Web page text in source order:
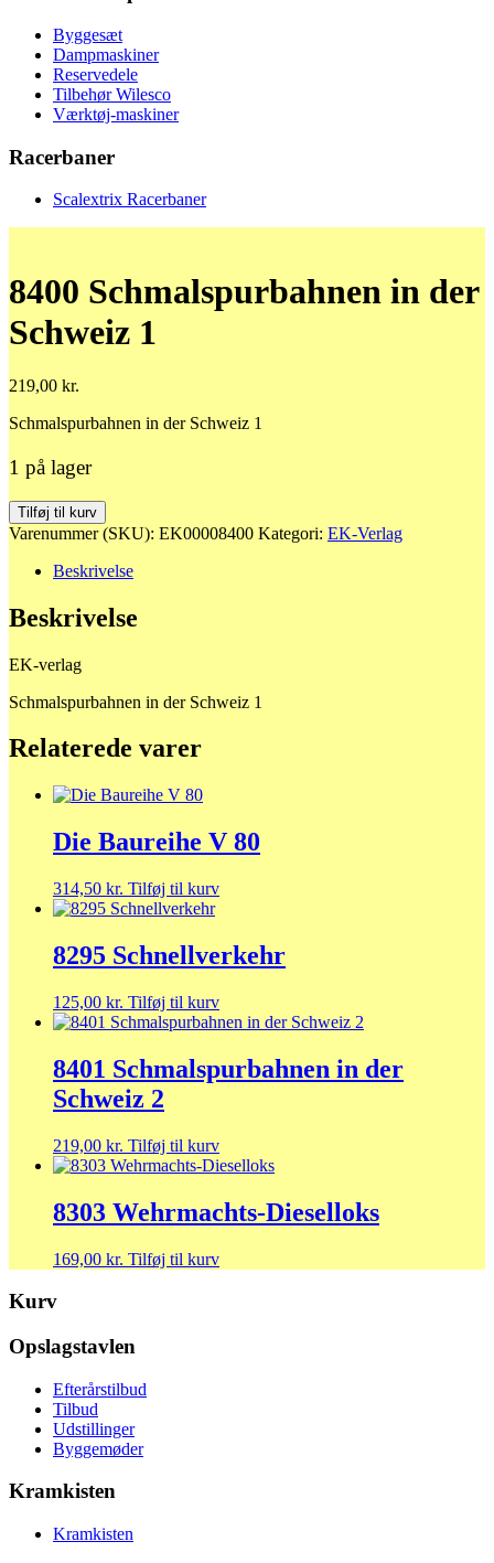
Byggesæt
Dampmaskiner
Reservedele
Tilbehør Wilesco
Værktøj-maskiner
Racerbaner
Scalextrix Racerbaner
8400 Schmalspurbahnen in der
Schweiz 1
219,00 kr.
Schmalspurbahnen in der Schweiz 1
1 på lager
8400
Schmalspurbahnen
1
antal
Tilføj til kurv
Varenummer (SKU): EK00008400 Kategori: EK-Verlag
Beskrivelse
Beskrivelse
EK-verlag
Schmalspurbahnen in der Schweiz 1
Relaterede varer
Die Baureihe V 80
314,50 kr. Tilføj til kurv
8295 Schnellverkehr
125,00 kr. Tilføj til kurv
8401 Schmalspurbahnen in der
Schweiz 2
219,00 kr. Tilføj til kurv
8303 Wehrmachts-Dieselloks
169,00 kr. Tilføj til kurv
Kurv
Opslagstavlen
Efterårstilbud
Tilbud
Udstillinger
Byggemøder
Kramkisten
Kramkisten